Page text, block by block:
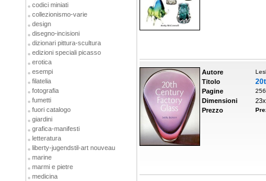
codici miniati
collezionismo-varie
design
disegno-incisioni
dizionari pittura-scultura
edizioni speciali picasso
erotica
esempi
filatelia
fotografia
fumetti
fuori catalogo
giardini
grafica-manifesti
letteratura
liberty-jugendstil-art nouveau
marine
marmi e pietre
medicina
Autore
Titolo
Pagine 256
Dimensioni
Prezzo